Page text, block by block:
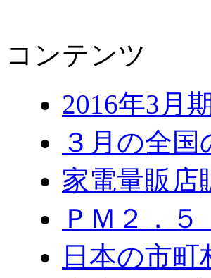
コンテンツ
2016年3
３月の全
家電量販
ＰＭ２．
日本の市